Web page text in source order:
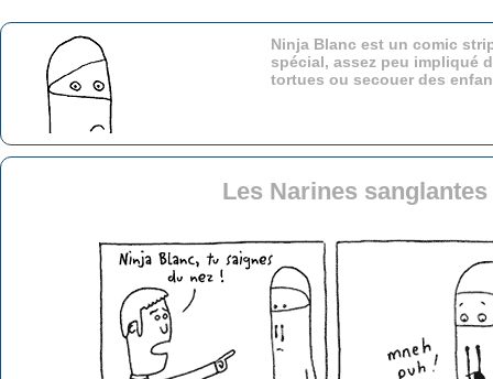
Ninja Blanc est un comic
spécial, assez peu impliqué
tortues ou secouer des
Les Narines